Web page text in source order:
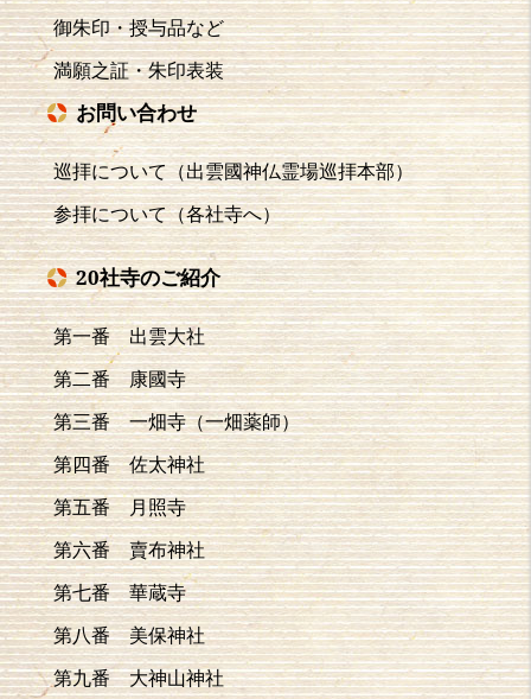
御朱印・授与品など
満願之証・朱印表装
お問い合わせ
巡拝について（出雲國神仏霊場巡拝本部）
参拝について（各社寺へ）
20社寺のご紹介
第一番 出雲大社
第二番 康國寺
第三番 一畑寺（一畑薬師）
第四番 佐太神社
第五番 月照寺
第六番 賣布神社
第七番 華蔵寺
第八番 美保神社
第九番 大神山神社